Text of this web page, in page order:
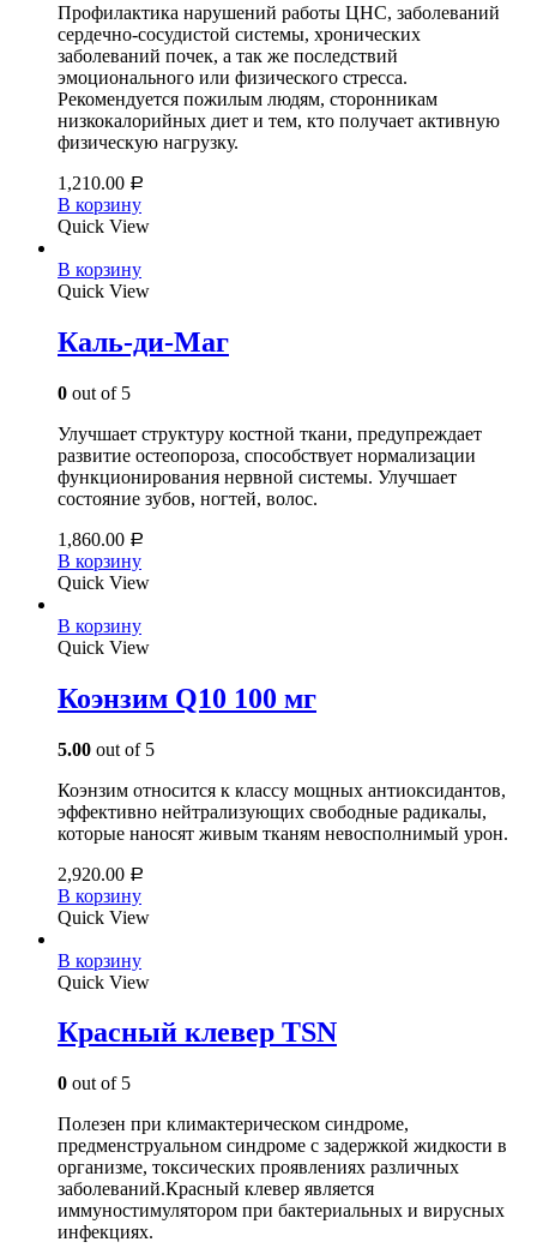
Профилактика нарушений работы ЦНС, заболеваний
сердечно-сосудистой системы, хронических
заболеваний почек, а так же последствий
эмоционального или физического стресса.
Рекомендуется пожилым людям, сторонникам
низкокалорийных диет и тем, кто получает активную
физическую нагрузку.
1,210.00 Р
В корзину
Quick View
В корзину
Quick View
Каль-ди-Маг
0 out of 5
Улучшает структуру костной ткани, предупреждает
развитие остеопороза, способствует нормализации
функционирования нервной системы. Улучшает
состояние зубов, ногтей, волос.
1,860.00 Р
В корзину
Quick View
В корзину
Quick View
Коэнзим Q10 100 мг
5.00 out of 5
Коэнзим относится к классу мощных антиоксидантов,
эффективно нейтрализующих свободные радикалы,
которые наносят живым тканям невосполнимый урон.
2,920.00 Р
В корзину
Quick View
В корзину
Quick View
Красный клевер ТSN
0 out of 5
Полезен при климактерическом синдроме,
предменструальном синдроме с задержкой жидкости в
организме, токсических проявлениях различных
заболеваний.Красный клевер является
иммуностимулятором при бактериальных и вирусных
инфекциях.